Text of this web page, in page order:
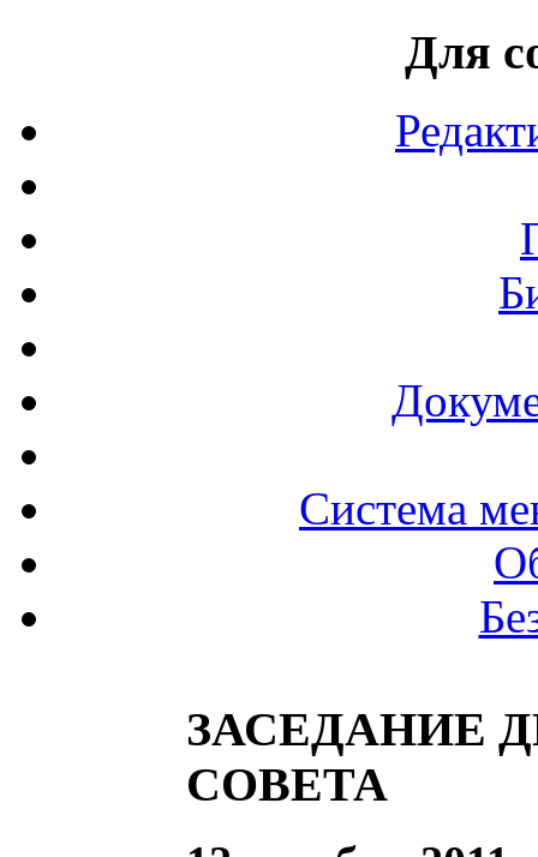
Для
Система
ЗАСЕДАНИЕ
СОВЕТА